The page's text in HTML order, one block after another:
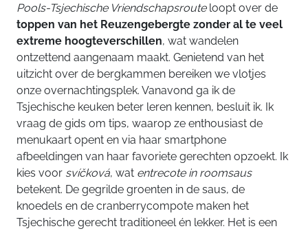
Pools-Tsjechische Vriendschapsrouteloopt over de
toppen van het Reuzengebergte zonder al te veel
extreme hoogteverschillen, wat wandelen
ontzettend aangenaam maakt. Genietend van het
uitzicht over de bergkammen bereiken we vlotjes
onze overnachtingsplek. Vanavond ga ik de
Tsjechische keuken beter leren kennen, besluit ik. Ik
vraag de gids om tips, waarop ze enthousiast de
menukaart opent en via haar smartphone
afbeeldingen van haar favoriete gerechten opzoekt. Ik
kies voor svíčková, wat entrecote in roomsaus
betekent. De gegrilde groenten in de saus, de
knoedels en de cranberrycompote maken het
Tsjechische gerecht traditioneel én lekker. Het is een